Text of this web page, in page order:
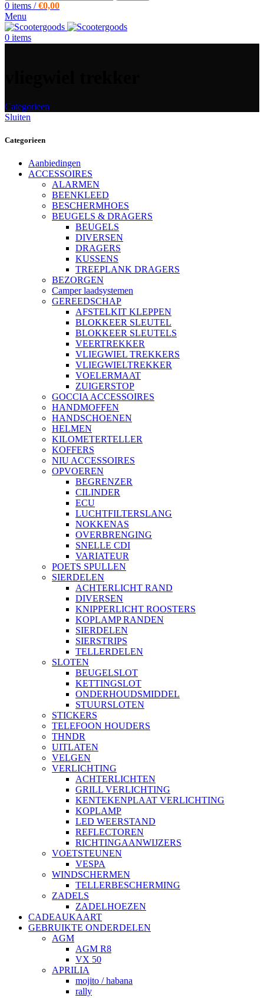
0 items / €0,00
Menu
0 items
Categorieen
Sluiten
Categorieen
Aanbiedingen
ACCESSOIRES
ALARMEN
BEENKLEED
BESCHERMHOES
BEUGELS & DRAGERS
BEUGELS
DIVERSEN
DRAGERS
KUSSENS
TREEPLANK DRAGERS
BEZORGEN
Camper laadsystemen
GEREEDSCHAP
AFSTELKIT KLEPPEN
BLOKKEER SLEUTEL
BLOKKEER SLEUTELS
VEERTREKKER
VLIEGWIEL TREKKERS
VLIEGWIELTREKKER
VOELERMAAT
ZUIGERSTOP
GOCCIA ACCESSOIRES
HANDMOFFEN
HANDSCHOENEN
HELMEN
KILOMETERTELLER
KOFFERS
NIU ACCESSOIRES
OPVOEREN
BEGRENZER
CILINDER
ECU
LUCHTFILTERSLANG
NOKKENAS
OVERBRENGING
SNELLE CDI
VARIATEUR
POETS SPULLEN
SIERDELEN
ACHTERLICHT RAND
DIVERSEN
KNIPPERLICHT ROOSTERS
KOPLAMP RANDEN
SIERDELEN
SIERSTRIPS
TELLERDELEN
SLOTEN
BEUGELSLOT
KETTINGSLOT
ONDERHOUDSMIDDEL
STUURSLOTEN
STICKERS
TELEFOON HOUDERS
THNDR
UITLATEN
VELGEN
VERLICHTING
ACHTERLICHTEN
GRILL VERLICHTING
KENTEKENPLAAT VERLICHTING
KOPLAMP
LED WEERSTAND
REFLECTOREN
RICHTINGAANWIJZERS
VOETSTEUNEN
VESPA
WINDSCHERMEN
TELLERBESCHERMING
ZADELS
ZADELHOEZEN
CADEAUKAART
GEBRUIKTE ONDERDELEN
AGM
AGM R8
VX 50
APRILIA
mojito / habana
rally